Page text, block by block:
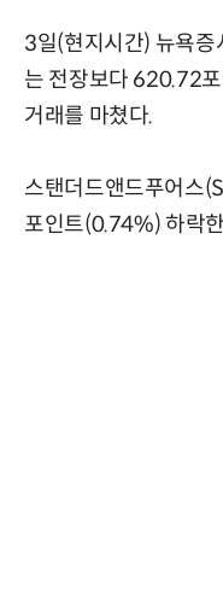
3일(현지시간) 뉴욕
는 전장보다 620.72
거래를 마쳤다.
스탠더드앤드푸어스
포인트(0.74%) 하락